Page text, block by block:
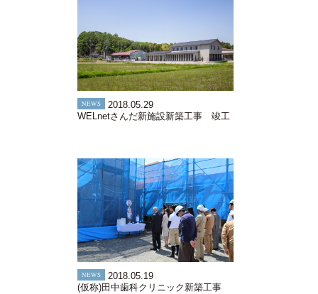
NEWS
2018.05.29
WELnetさんだ新施設新築工事 竣工
NEWS
2018.05.19
(仮称)田中歯科クリニック新築工事